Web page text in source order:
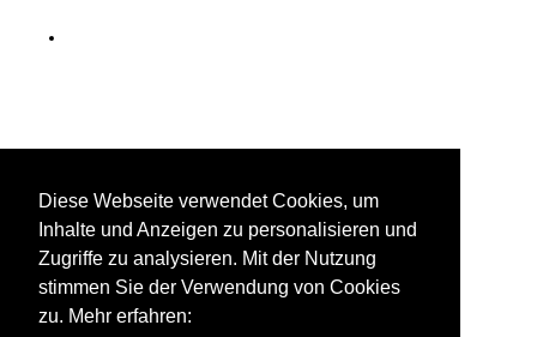
Diese Webseite verwendet Cookies, um
Inhalte und Anzeigen zu personalisieren und
Zugriffe zu analysieren. Mit der Nutzung
stimmen Sie der Verwendung von Cookies
zu. Mehr erfahren: